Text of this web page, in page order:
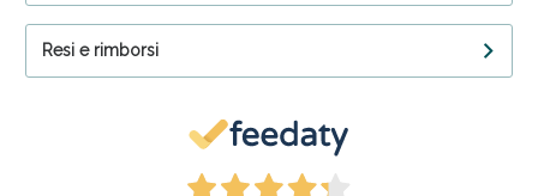
Resi e rimborsi